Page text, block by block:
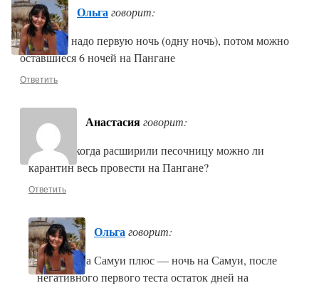
Ольгаговорит:
На Самуи надо первую ночь (одну ночь), потом можно
оставшиеся 6 ночей на Пангане
Ответить
Анастасияговорит:
А сейчас когда расширили песочницу можно ли
карантин весь провести на Пангане?
Ответить
Ольгаговорит:
Песочница Самуи плюс — ночь на Самуи, после
негативного первого теста остаток дней на